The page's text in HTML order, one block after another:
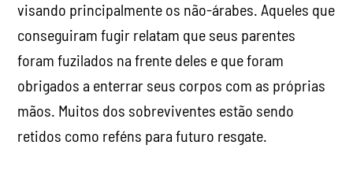
visando principalmente os não-árabes. Aqueles que
conseguiram fugir relatam que seus parentes
foram fuzilados na frente deles e que foram
obrigados a enterrar seus corpos com as próprias
mãos. Muitos dos sobreviventes estão sendo
retidos como reféns para futuro resgate.